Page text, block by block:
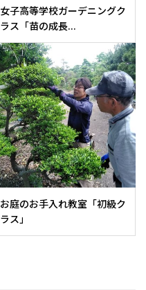
女子高等学校ガーデニングク
ラス「苗の成長...
お庭のお手入れ教室「初級ク
ラス」